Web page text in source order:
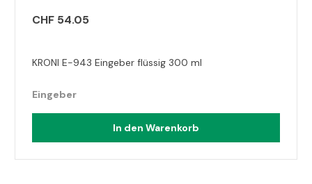
CHF 54.05
KRONI E-943 Eingeber flüssig 300 ml
Eingeber
In den Warenkorb